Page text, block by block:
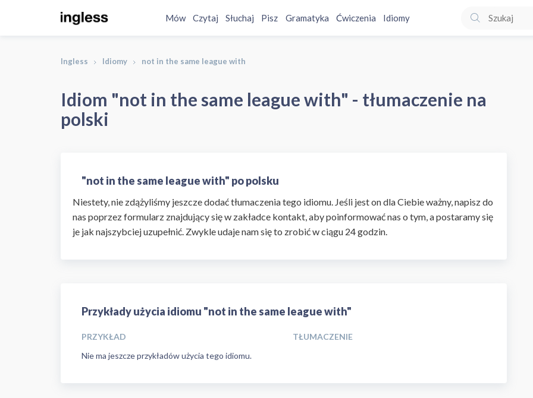
Mów Czytaj Słuchaj Pisz Gramatyka Ćwiczenia Idiomy
Ingless Idiomy not in the same league with
Idiom "not in the same league with" - tłumaczenie na
polski
"not in the same league with" po polsku
Niestety, nie zdążyliśmy jeszcze dodać tłumaczenia tego idiomu. Jeśli jest on dla Ciebie ważny, napisz do
nas poprzez formularz znajdujący się w zakładce kontakt, aby poinformować nas o tym, a postaramy się
je jak najszybciej uzupełnić. Zwykle udaje nam się to zrobić w ciągu 24 godzin.
Przykłady użycia idiomu "not in the same league with"
PRZYKŁAD
TŁUMACZENIE
Nie ma jeszcze przykładów użycia tego idiomu.